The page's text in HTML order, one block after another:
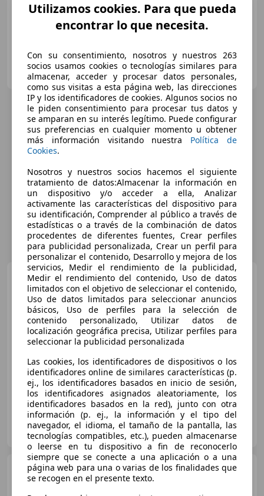
Lenker Auto
ES-03208 Elche
Mercedes-Benz GLC 220
GLC-CLASS D 4MATIC
€ 39.500
Preciojusto
ABS, Airbags laterales
AUTOMOCION CARAVACA
ES-30400 CARAVACA
Mercedes-Benz GLC 220
220d 4Matic Aut.
Utilizamos cookies. Para que pueda
encontrar lo que necesita.
Con su consentimiento, nosotros y nuestros 263
socios usamos cookies o tecnologías similares para
almacenar, acceder y procesar datos personales,
como sus visitas a esta página web, las direcciones
IP y los identificadores de cookies. Algunos socios no
le piden consentimiento para procesar tus datos y
se amparan en su interés legítimo. Puede configurar
sus preferencias en cualquier momento u obtener
más información visitando nuestra Política de
Cookies.
Nosotros y nuestros socios hacemos el siguiente
tratamiento de datos:Almacenar la información en
un dispositivo y/o acceder a ella, Analizar
activamente las características del dispositivo para
su identificación, Comprender al público a través de
estadísticas o a través de la combinación de datos
procedentes de diferentes fuentes, Crear perfiles
para publicidad personalizada, Crear un perfil para
personalizar el contenido, Desarrollo y mejora de los
servicios, Medir el rendimiento de la publicidad,
Medir el rendimiento del contenido, Uso de datos
limitados con el objetivo de seleccionar el contenido,
Uso de datos limitados para seleccionar anuncios
básicos, Uso de perfiles para la selección de
contenido personalizado, Utilizar datos de
localización geográfica precisa, Utilizar perfiles para
seleccionar la publicidad personalizada
Las cookies, los identificadores de dispositivos o los
identificadores online de similares características (p.
ej., los identificadores basados en inicio de sesión,
los identificadores asignados aleatoriamente, los
identificadores basados en la red), junto con otra
información (p. ej., la información y el tipo del
navegador, el idioma, el tamaño de la pantalla, las
tecnologías compatibles, etc.), pueden almacenarse
o leerse en tu dispositivo a fin de reconocerlo
siempre que se conecte a una aplicación o a una
página web para una o varias de los finalidades que
se recogen en el presente texto.